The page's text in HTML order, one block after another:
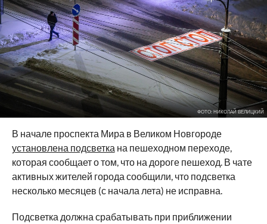
ФОТО: НИКОЛАЙ ВЕЛИЦКИЙ
В начале проспекта Мира в Великом Новгороде
установлена подсветка на пешеходном переходе,
которая сообщает о том, что на дороге пешеход. В чате
активных жителей города сообщили, что подсветка
несколько месяцев (с начала лета) не исправна.
Подсветка должна срабатывать при приближении